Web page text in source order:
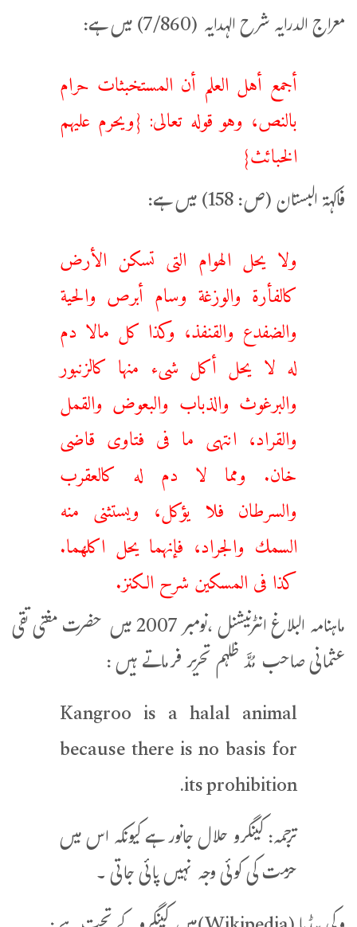
معراج الدرایہ شرح الہدایہ (7/860) میں ہے:
أجمع أهل العلم أن المستخبثات حرام
بالنص، وهو قوله تعالى: {ويحرم عليهم
الخبائث}
فاكہۃ البستان (ص: 158) میں ہے:
ولا يحل الهوام التى تسكن الأرض
كالفأرة والوزغة وسام أبرص والحية
والضفدع والقنفذ، وكذا كل مالا دم
له لا يحل أكل شىء منها كالزنبور
والبرغوث والذباب والبعوض والقمل
والقراد، انتهى ما فى فتاوى قاضى
خان. ومما لا دم له كالعقرب
والسرطان فلا يؤكل، ويستثنى منه
السمك والجراد، فإنهما يحل اكلهما.
كذا فى المسكين شرح الكنز.
ماہنامہ البلاغ انٹرنیشنل ،نومبر 2007 میں حضرت مفتی تقی
عثمانی صاحب مُدَّ ظلہم تحریر فرماتے ہیں :
Kangroo is a halal animal
because there is no basis for
its prohibition.
ترجمہ: کینگرو حلال جانور ہے کیونکہ اس میں
حرمت کی کوئی وجہ نہیں پائی جاتی ۔